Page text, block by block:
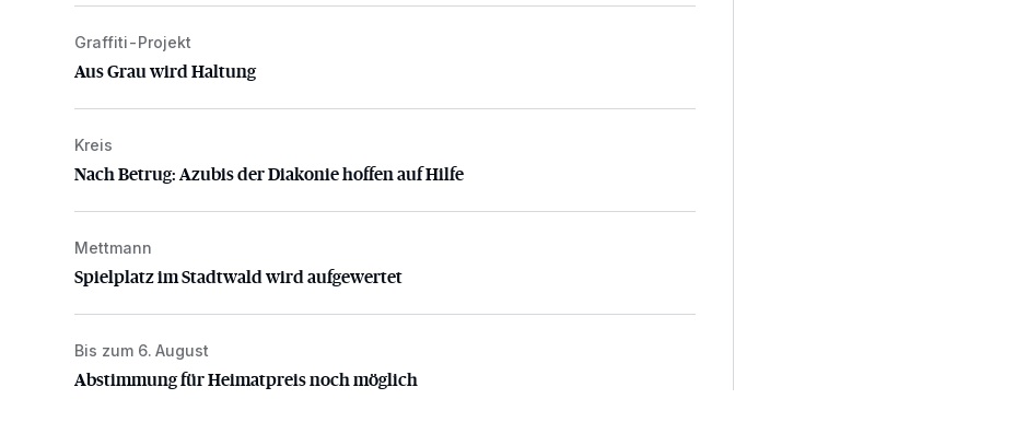
Aus Grau wird Haltung
Graffiti-Projekt
Aus Grau wird Haltung
Nach Betrug: Azubis der Diakonie hoffen auf Hilfe
Kreis
Nach Betrug: Azubis der Diakonie hoffen auf Hilfe
Spielplatz im Stadtwald wird aufgewertet
Mettmann
Spielplatz im Stadtwald wird aufgewertet
Abstimmung für Heimatpreis noch möglich
Bis zum 6. August
Abstimmung für Heimatpreis noch möglich